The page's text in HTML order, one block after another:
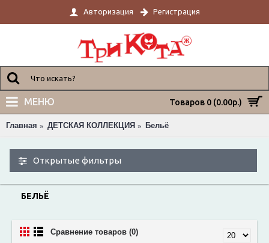
Авторизация Регистрация
Товаров 0 (0.00р.)
МЕНЮ
Главная ДЕТСКАЯ КОЛЛЕКЦИЯ Бельё
Открытые фильтры
БЕЛЬЁ
Сравнение товаров (0)